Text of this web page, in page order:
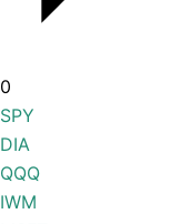
0
SPY
DIA
QQQ
IWM